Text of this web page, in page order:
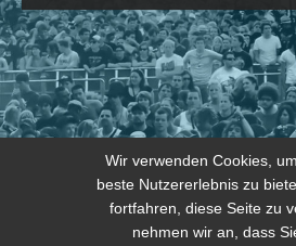
Wir verwenden Cookies,
beste Nutzererlebnis zu
fortfahren, diese Seite zu
nehmen wir an, dass